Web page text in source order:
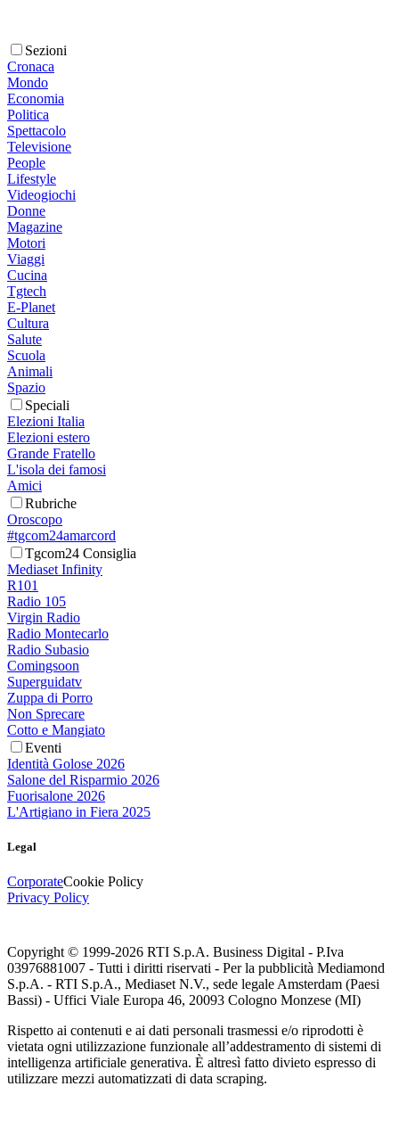
Sezioni
Cronaca
Mondo
Economia
Politica
Spettacolo
Televisione
People
Lifestyle
Videogiochi
Donne
Magazine
Motori
Viaggi
Cucina
Tgtech
E-Planet
Cultura
Salute
Scuola
Animali
Spazio
Speciali
Elezioni Italia
Elezioni estero
Grande Fratello
L'isola dei famosi
Amici
Rubriche
Oroscopo
#tgcom24amarcord
Tgcom24 Consiglia
Mediaset Infinity
R101
Radio 105
Virgin Radio
Radio Montecarlo
Radio Subasio
Comingsoon
Superguidatv
Zuppa di Porro
Non Sprecare
Cotto e Mangiato
Eventi
Identità Golose 2026
Salone del Risparmio 2026
Fuorisalone 2026
L'Artigiano in Fiera 2025
Legal
CorporateCookie Policy
Privacy Policy
Copyright © 1999-2026 RTI S.p.A. Business Digital - P.Iva
03976881007 - Tutti i diritti riservati - Per la pubblicità Mediamond
S.p.A. - RTI S.p.A., Mediaset N.V., sede legale Amsterdam (Paesi
Bassi) - Uffici Viale Europa 46, 20093 Cologno Monzese (MI)
Rispetto ai contenuti e ai dati personali trasmessi e/o riprodotti è
vietata ogni utilizzazione funzionale all’addestramento di sistemi di
intelligenza artificiale generativa. È altresì fatto divieto espresso di
utilizzare mezzi automatizzati di data scraping.